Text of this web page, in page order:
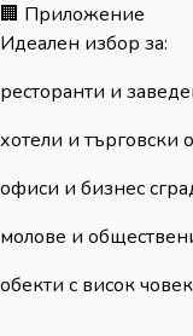
🏢 Приложение
Идеален избор за:
ресторанти и
хотели и търговски
офиси и бизнес
молове и
обекти с висок